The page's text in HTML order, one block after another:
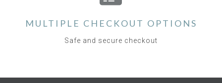
MULTIPLE CHECKOUT OPTIONS
Safe and secure checkout